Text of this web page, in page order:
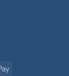
Google